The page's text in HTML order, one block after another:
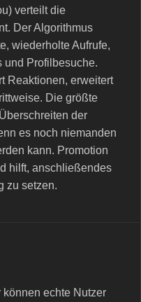
verteilt die
Der Algorithmus
wiederholte Aufrufe,
und Profilbesuche.
Reaktionen, erweitert
Die größte
der
es noch niemanden
kann. Promotion
hilft, anschließendes
zu setzen.
echte Nutzer